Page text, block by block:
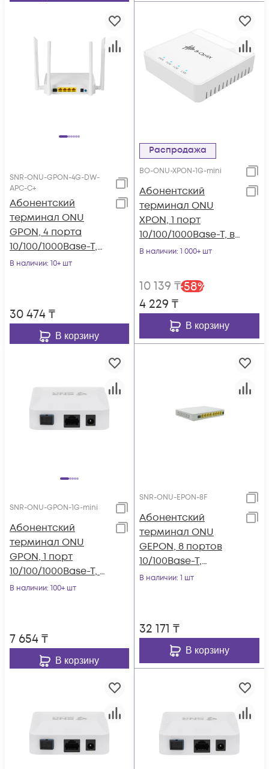
SNR-ONU-GPON-4G-DW-
APC-C+
Абонентский
терминал ONU
GPON, 4 порта
10/100/1000Base-T,
WiFi 2.4/5, С+
В наличии: 10+ шт
30 474₸
В корзину
Распродажа
BO-ONU-XPON-1G-mini
Абонентский
терминал ONU
XPON, 1 порт
10/100/1000Base-T, в
мини корпусе.
В наличии: 1 000+ шт
10 139 ₸-58%
4 229 ₸
В корзину
SNR-ONU-GPON-1G-mini
Абонентский
терминал ONU
GPON, 1 порт
10/100/1000Base-T, в
мини корпусе.
В наличии: 100+ шт
7 654₸
В корзину
SNR-ONU-EPON-8F
Абонентский
терминал ONU
GEPON, 8 портов
10/100Base-T,
совместим с
В наличии: 1 шт
32 171 ₸
В корзину